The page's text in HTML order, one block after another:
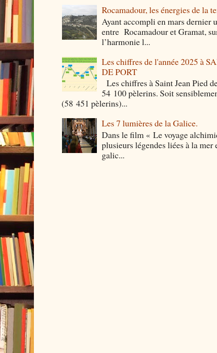
Rocamadour, les énergies de la
Ayant accompli en mars dernier
entre Rocamadour et Gramat,
l’harmonie l...
Les chiffres de l'année 2025 à
DE PORT
Les chiffres à Saint Jean Pied
54 100 pèlerins. Soit
(58 451 pèlerins)...
Les 7 lumières de la Galice.
Dans le film « Le voyage
plusieurs légendes liées à la mer
galic...